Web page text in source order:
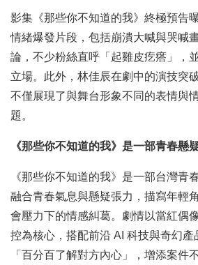
影集《那些你不知道的我》終極預告
情緒爆發片段，包括崩潰大喊與哭喊
論，不少粉絲直呼「起雞皮疙瘩」，
立場。此外，林佳辰在劇中的演技突
不僅展現了與舞台形象不同的表情與
題。
《那些你不知道的我》是一部青春懸
《那些你不知道的我》是一部台灣青
融合青春氣息與懸疑張力，描寫年輕
會壓力下的情感糾葛。劇情以當紅偶
控為核心，搭配前沿 AI 科技與奇幻產
「百分百了解對方內心」，增添案件